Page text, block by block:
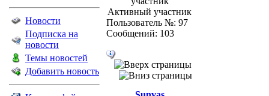
Новости
Подписка на
новости
Темы новостей
Добавить новость
Активный участник
Пользователь №: 97
Сообщений: 103